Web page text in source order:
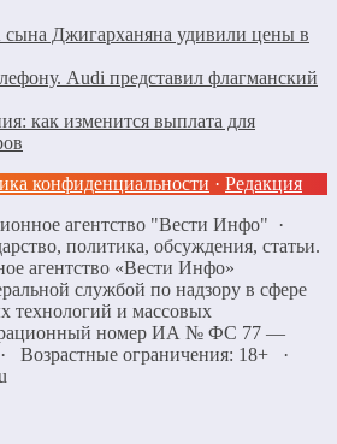
Джигарханяна удивили цены в
Audi представил флагманский
как изменится выплата для
конфиденциальности · Редакция
агентство "Вести Инфо" ·
политика, обсуждения, статьи.
агентство «Вести Инфо»
службой по надзору в сфере
технологий и массовых
номер ИА № ФС 77 —
Возрастные ограничения: 18+
·